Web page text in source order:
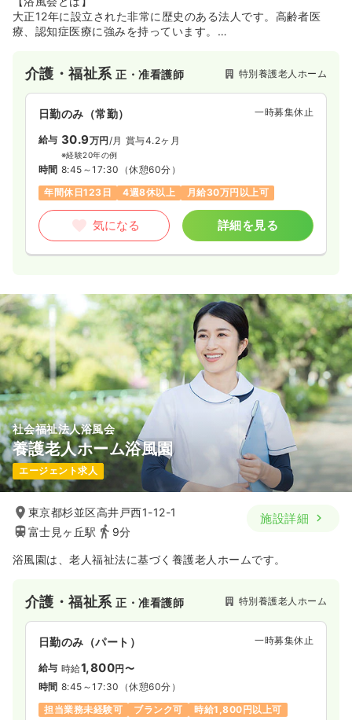
大正12年に設立された非常に歴史のある法人です。高齢者医
療、認知症医療に強みを持っています。
両機能を充実させていきます。
─────────────────
【施設長からのメッセージ】
南陽園は浴風会の中でも最大の特別養護老人ホームです。
開設以来、地域に愛され支えられる地域福祉の拠点を目指し
て、地域に開かれた施設運営を行ってきました。緊急ショート
ティーネットの役割も担っています。在宅生活の継続が困難と
なり、入所されても、ご利用者の長い人生の大切なときに寄り
添いながら、お一人おひとりの暮らしを創り、生活を支えるサ
ービスの提供に努めています。その方らしく生き生きとお過ご
しいただけるよう多職種の協働した力で取り組んでいきます。
介護・福祉系正・准看護師 特別養護老人ホーム
日勤のみ（常勤） 一時募集休止
給与 30.9万円/月 賞与4.2ヶ月
※経験20年の例
時間 8:45～17:30 （休憩60分）
年間休日123日
4週8休以上 月給30万円以上可
気になる 詳細を見る
社会福祉法人浴風会
養護老人ホーム浴風園
エージェント求人
東京都杉並区高井戸西1-12-1
富士見ヶ丘駅
9分
施設詳細
浴風園は、老人福祉法に基づく養護老人ホームです。
介護・福祉系正・准看護師 特別養護老人ホーム
日勤のみ（パート） 一時募集休止
給与 時給1,800円〜
時間 8:45～17:30 （休憩60分）
担当業務未経験可
ブランク可 時給1,800円以上可